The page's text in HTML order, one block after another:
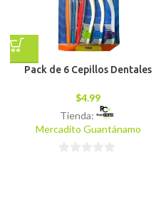
Pack de 6 Cepillos Dentales
$4.99
Tienda:
Mercadito Guantánamo